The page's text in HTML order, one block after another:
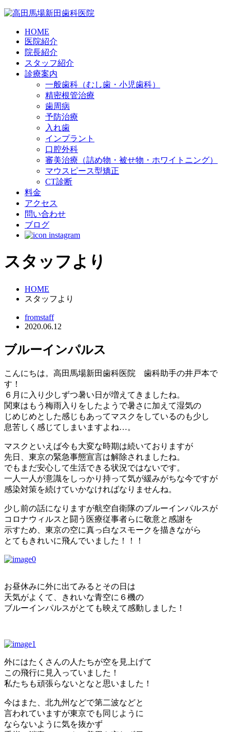
HOME
医院紹介
院長紹介
スタッフ紹介
診療案内
一般歯科（むし歯・小児歯科）
精密根管治療
歯周病
予防治療
入れ歯
インプラント
口腔外科
審美治療（詰め物・被せ物・ホワイトニング）
マウスピース型矯正
CT診断
料金
アクセス
問い合わせ
ブログ
スタッフより
HOME
スタッフより
fromstaff
2020.06.12
ブルーインパルス
こんにちは。高田馬場新田歯科医院 歯科助手の井戸本で
す！
６月に入り少しずつ暑い日が増えてきましたね。
関東はもう梅雨入りをしたようで暑さに加えて湿気の
じめじめとした感じもあってマスクをしているのも少し
息苦しく感じてしまいますよね…。
マスクといえば今も大変な時期は続いておりますが
先日、東京の緊急事態宣言は解除されましたね。
でもまだ安心して生活できる状況ではないです。
一人一人が意識をしっかり持って気が緩みがちな今ですが
感染対策を続けていかなければなりませんね。
少し前の話になりますが航空自衛隊のブルーインパルスが
コロナウィルスと闘う医療従事者らに敬意と感謝を
示すため、東京の空に真っ白なスモークを描きながら
とてもきれいに飛んでいました！！！
お昼休みに外に出てみるとその日は
天気がよくて、きれいな青空に６機の
ブルーインパルスがとても映えて感動しました！
外にはたくさんの人たちが空を見上げて
この飛行に見入っていました！
私たちも頑張らないとなと思いました！
今はまた、北九州などで第二波などと
言われていますが東京でも同じように
ならないように気を抜かず